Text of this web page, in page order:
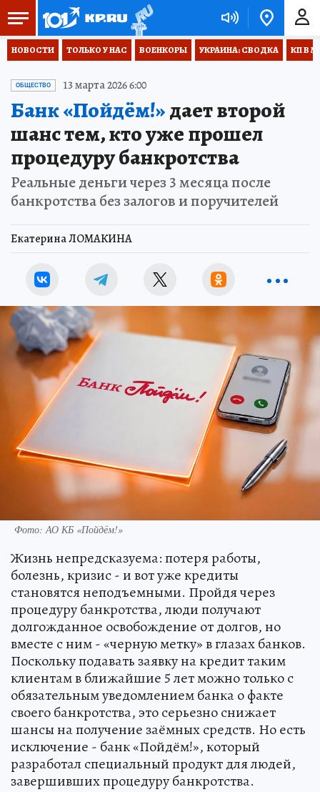
НОВОСТИ ТОЛЬКО У НАС ВОЕНКОРЫ УКРАИНА: СВОДКА КП В
ОБЩЕСТВО 13 марта 2026 6:00
Банк «Пойдём!»дает второй
шанс тем, кто уже прошел
процедуру банкротства
Реальные деньги через 3 месяца после
банкротства без залогов и поручителей
Екатерина ЛОМАКИНА
Фото: АО КБ «Пойдём!»
Жизнь непредсказуема: потеря работы,
болезнь, кризис - и вот уже кредиты
становятся неподъемными. Пройдя через
процедуру банкротства, люди получают
долгожданное освобождение от долгов, но
вместе с ним - «черную метку» в глазах банков.
Поскольку подавать заявку на кредит таким
клиентам в ближайшие 5 лет можно только с
обязательным уведомлением банка о факте
своего банкротства, это серьезно снижает
шансы на получение заёмных средств. Но есть
исключение - банк «Пойдём!», который
разработал специальный продукт для людей,
завершивших процедуру банкротства.